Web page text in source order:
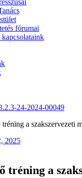
fórumai
24-2024-00049
a szakszervezeti
2025
tréning a